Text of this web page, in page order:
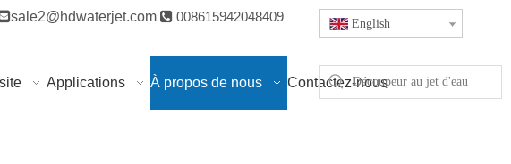
sale2@hdwaterjet.com  008615942048409 English
Applications À propos de nous Contactez-nous